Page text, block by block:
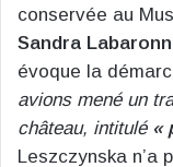
conservée au
Sandra
évoque la
avions mené un
château, intitulé «
Leszczynska n’a